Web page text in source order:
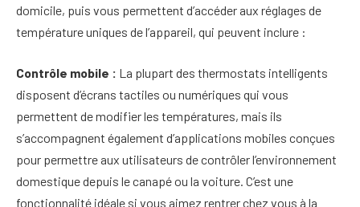
domicile, puis vous permettent d’accéder aux réglages de
température uniques de l’appareil, qui peuvent inclure :
Contrôle mobile : La plupart des thermostats intelligents
disposent d’écrans tactiles ou numériques qui vous
permettent de modifier les températures, mais ils
s’accompagnent également d’applications mobiles conçues
pour permettre aux utilisateurs de contrôler l’environnement
domestique depuis le canapé ou la voiture. C’est une
fonctionnalité idéale si vous aimez rentrer chez vous à la